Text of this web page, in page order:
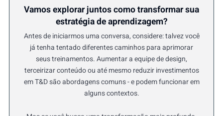
Vamos explorar juntos como transformar sua
estratégia de aprendizagem?
Antes de iniciarmos uma conversa, considere: talvez você
já tenha tentado diferentes caminhos para aprimorar
seus treinamentos. Aumentar a equipe de design,
terceirizar conteúdo ou até mesmo reduzir investimentos
em T&D são abordagens comuns - e podem funcionar em
alguns contextos.